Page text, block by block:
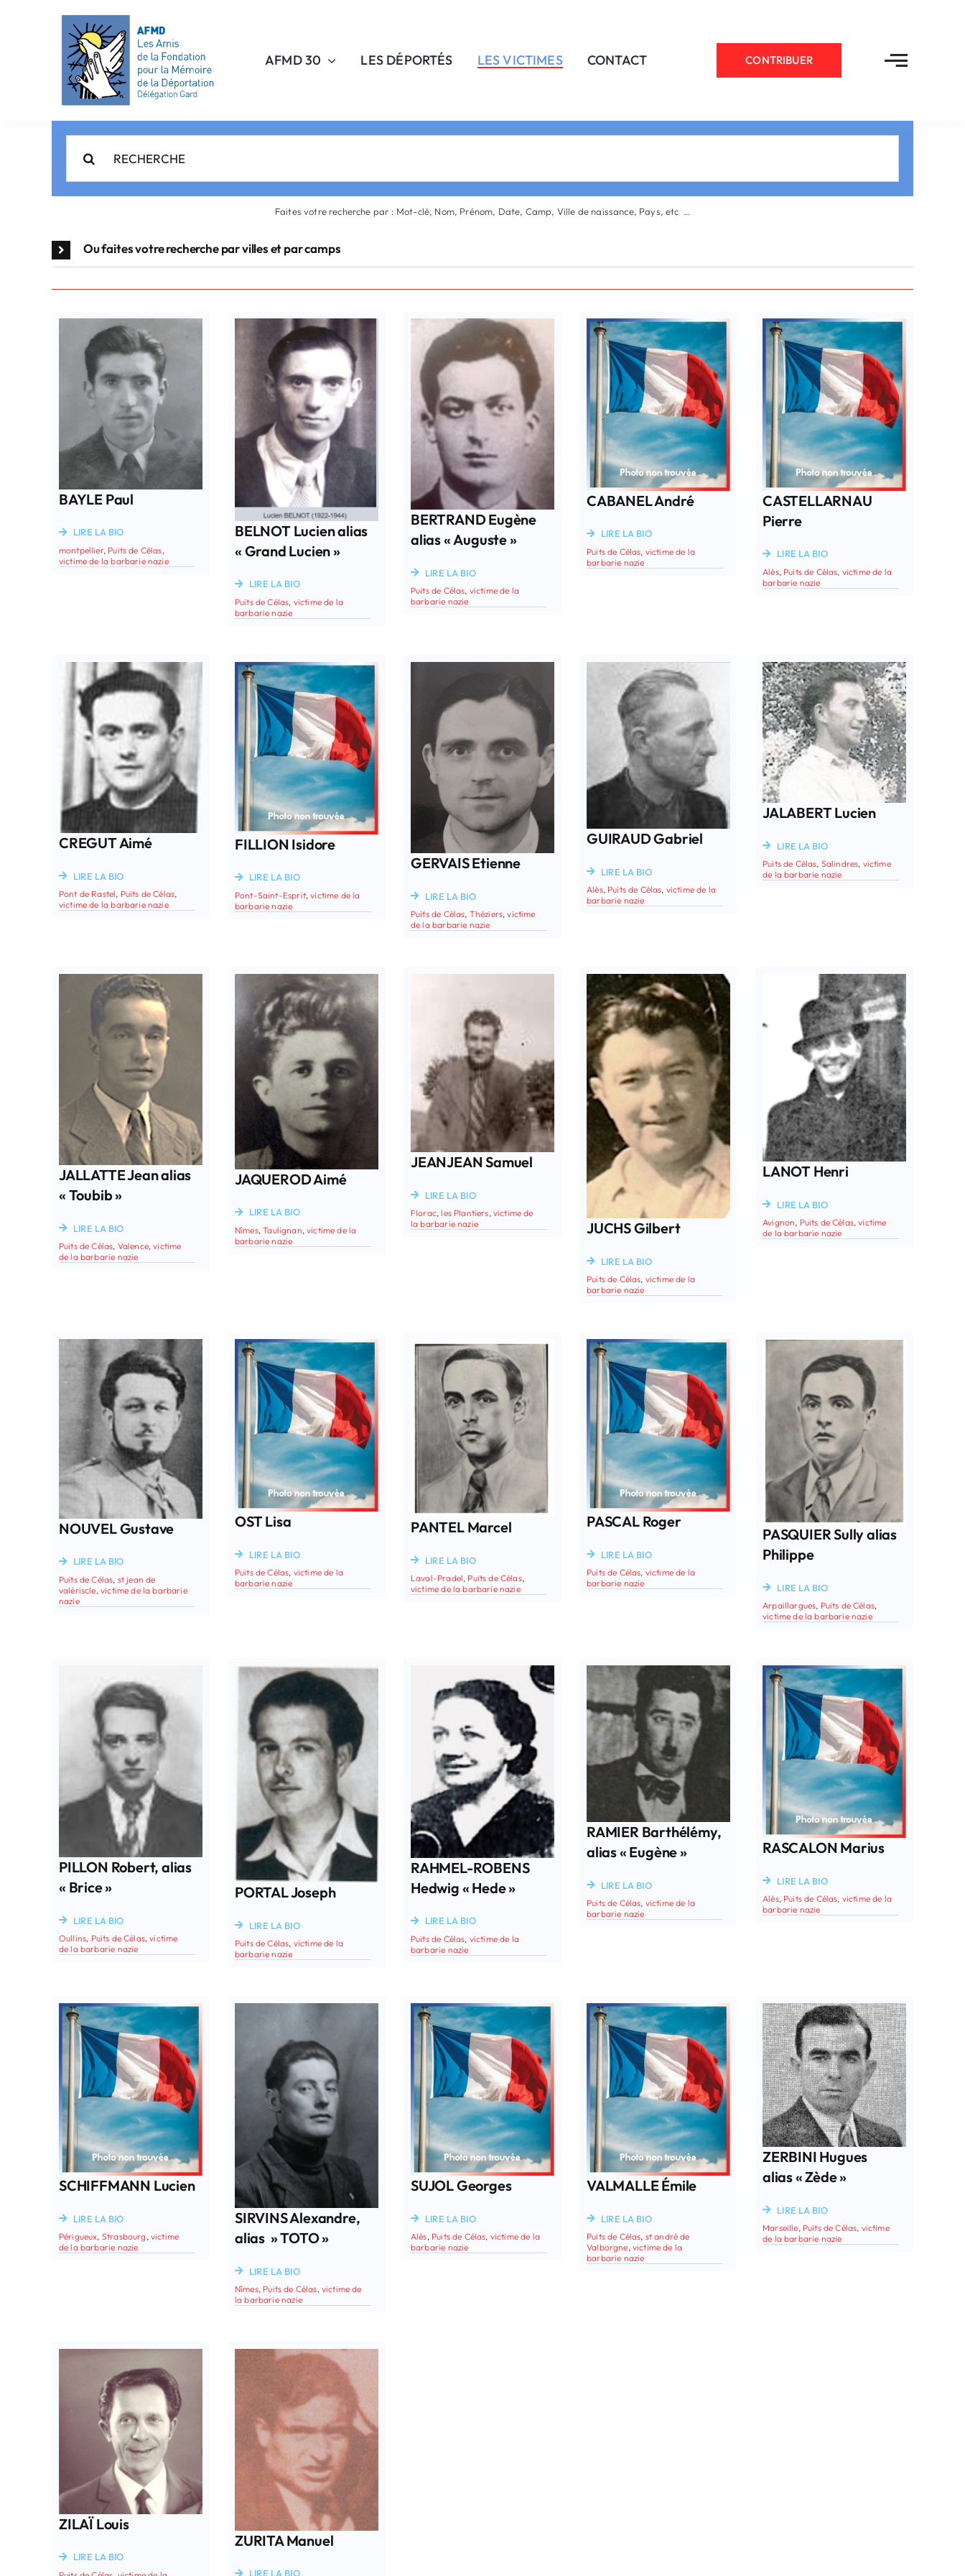
AFMD 30 LES DÉPORTÉS LES VICTIMES CONTACT CONTRIBUER
Faites votre recherche par : Mot-clé, Nom, Prénom, Date, Camp, Ville de naissance, Pays, etc …
Ou faites votre recherche par villes et par camps
BAYLE Paul
LIRE LA BIO
montpellier, Puits de Célas,
victime de la barbarie nazie
BELNOT
Lucien alias
« Grand
Lucien »
BELNOT Lucien alias
« Grand Lucien »
LIRE LA BIO
Puits de Célas, victime de la
barbarie nazie
BERTRAND
« Auguste »
BERTRAND Eugène
alias « Auguste »
LIRE LA BIO
Puits de Célas, victime de la
barbarie nazie
CABANEL
André
CABANEL André
LIRE LA BIO
Puits de Célas, victime de la
barbarie nazie
CASTELLARNAU
Pierre
CASTELLARNAU
Pierre
LIRE LA BIO
Alès, Puits de Célas, victime de la
barbarie nazie
CREGUT Aimé
LIRE LA BIO
Pont de Rastel, Puits de Célas,
victime de la barbarie nazie
FILLION
Isidore
FILLION Isidore
LIRE LA BIO
Pont-Saint-Esprit,victime de la
barbarie nazie
Etienne
GERVAIS Etienne
LIRE LA BIO
Puits de Célas, Théziers,victime
de la barbarie nazie
GUIRAUD
Gabriel
GUIRAUD Gabriel
LIRE LA BIO
Alès, Puits de Célas, victime de la
barbarie nazie
JALABERT
Lucien
JALABERT Lucien
LIRE LA BIO
Puits de Célas, Salindres, victime
de la barbarie nazie
« Toubib »
JALLATTE Jean alias
« Toubib »
LIRE LA BIO
Puits de Célas, Valence,victime
de la barbarie nazie
JAQUEROD
JAQUEROD Aimé
LIRE LA BIO
Nîmes,Taulignan,victime de la
barbarie nazie
JEANJEAN
Samuel
JEANJEAN Samuel
LIRE LA BIO
Florac,les Plantiers, victime de
la barbarie nazie
JUCHS Gilbert
LIRE LA BIO
Puits de Célas, victime de la
barbarie nazie
LANOT Henri
LIRE LA BIO
Avignon, Puits de Célas,victime
de la barbarie nazie
NOUVEL
Gustave
NOUVEL Gustave
LIRE LA BIO
Puits de Célas, st jean de
valériscle, victime de la barbarie
nazie
OST Lisa
LIRE LA BIO
Puits de Célas, victime de la
barbarie nazie
PANTEL
Marcel
PANTEL Marcel
LIRE LA BIO
Laval-Pradel, Puits de Célas,
victime de la barbarie nazie
PASCAL Roger
LIRE LA BIO
Puits de Célas, victime de la
barbarie nazie
Sully alias
Philippe
PASQUIER Sully alias
Philippe
LIRE LA BIO
Arpaillargues, Puits de Célas,
victime de la barbarie nazie
Robert, alias
PILLON Robert, alias
« Brice »
LIRE LA BIO
Oullins, Puits de Célas,victime
de la barbarie nazie
Joseph
PORTAL Joseph
LIRE LA BIO
Puits de Célas, victime de la
barbarie nazie
RAHMEL-
Hedwig
RAHMEL-ROBENS
Hedwig « Hede »
LIRE LA BIO
Puits de Célas, victime de la
barbarie nazie
RAMIER
Barthélémy,
alias
« Eugène »
RAMIER Barthélémy,
alias « Eugène »
LIRE LA BIO
Puits de Célas, victime de la
barbarie nazie
RASCALON
Marius
RASCALON Marius
LIRE LA BIO
Alès, Puits de Célas, victime de la
barbarie nazie
SCHIFFMANN
Lucien
SCHIFFMANN Lucien
LIRE LA BIO
Périgueux, Strasbourg, victime
de la barbarie nazie
SIRVINS
Alexandre,
alias » TOTO »
SIRVINS Alexandre,
alias » TOTO »
LIRE LA BIO
Nîmes, Puits de Célas, victime de
la barbarie nazie
SUJOL
Georges
SUJOL Georges
LIRE LA BIO
Alès, Puits de Célas, victime de la
barbarie nazie
VALMALLE
Émile
VALMALLE Émile
LIRE LA BIO
Puits de Célas, st andré de
Valborgne, victime de la
barbarie nazie
ZERBINI
Hugues alias
« Zède »
ZERBINI Hugues
alias « Zède »
LIRE LA BIO
Marseille, Puits de Célas, victime
de la barbarie nazie
ZILAÏ Louis
LIRE LA BIO
ZURITA
Manuel
ZURITA Manuel
LIRE LA BIO